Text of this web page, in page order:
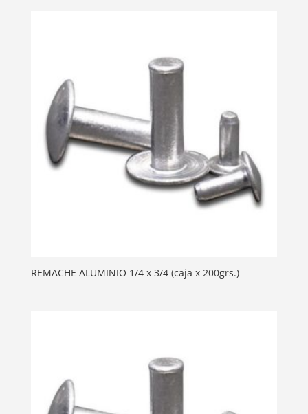
REMACHE ALUMINIO 1/4 x 3/4 (caja x 200grs.)